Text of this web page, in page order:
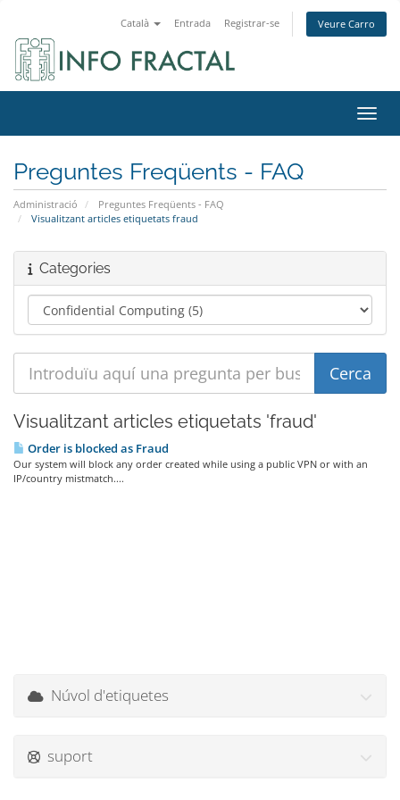
Català Entrada Registrar-se Veure Carro
Preguntes Freqüents - FAQ
Administració
Preguntes Freqüents - FAQ
Visualitzant articles etiquetats fraud
Categories
Visualitzant articles etiquetats 'fraud'
Order is blocked as Fraud
Our system will block any order created while using a public VPN or with an
IP/country mistmatch....
Núvol d'etiquetes
suport